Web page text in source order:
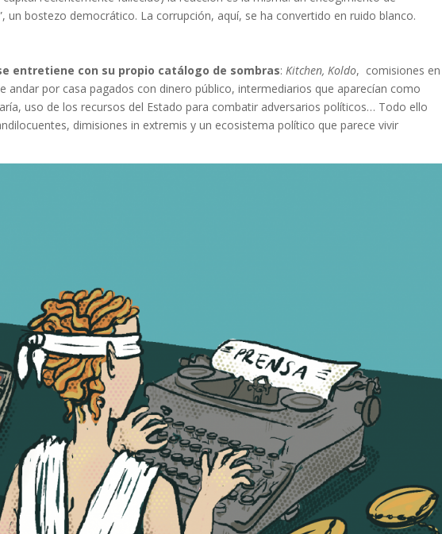
un bostezo democrático. La corrupción, aquí, se ha convertido en ruido blanco.
entretiene con su propio catálogo de sombras: Kitchen, Koldo, comisiones en
andar por casa pagados con dinero público, intermediarios que aparecían como
uso de los recursos del Estado para combatir adversarios políticos… Todo ello
dimisiones in extremis y un ecosistema político que parece vivir